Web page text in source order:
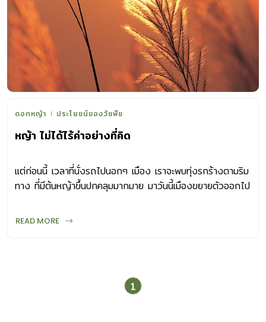
ดอกหญ้า ประโยชน์ของวัชพืช
หญ้า ไม่ได้ไร้ค่าอย่างที่คิด
แต่ก่อนนี้ เวลาที่นั่งรถไปนอกๆ เมือง เราจะพบทุ่งรกร้างตามริม
ทาง ที่มีต้นหญ้าขึ้นปกคลุมมากมาย มาวันนี้เมืองขยายตัวออกไป
หรือวัชพืชที่เคยชูช่อก็เริ่มหายไป หากคุณเคยเป็นเด็กที่วิ่งเล่นตาม
มักให้คำจำกัดความว่าเป็นต้นไม้ไร้ค่า ที่ขึ้นรกเรื้อในพื้นที่ว่างเปล่า
หรือแปลงเพาะปลูกพืชผลต่างๆ ซึ่งจริงๆ ควรเรียก “วัชพืช”
READ MORE
1